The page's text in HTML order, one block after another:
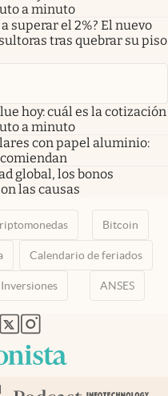
a minuto
superar el 2%? El nuevo
tras quebrar su piso
hoy: cuál es la cotización
a minuto
con papel aluminio:
global, los bonos
las causas
Bitcoin
Calendario de feriados
Inversiones ANSES
pestaña
en nueva pestaña
en nueva pestaña
abre en nueva pestaña
abre en nueva pestaña